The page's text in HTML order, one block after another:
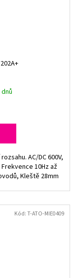
AC/DC 600V,
10Hz až
Kleště 28mm
Kód:T-ATO-MIE0409